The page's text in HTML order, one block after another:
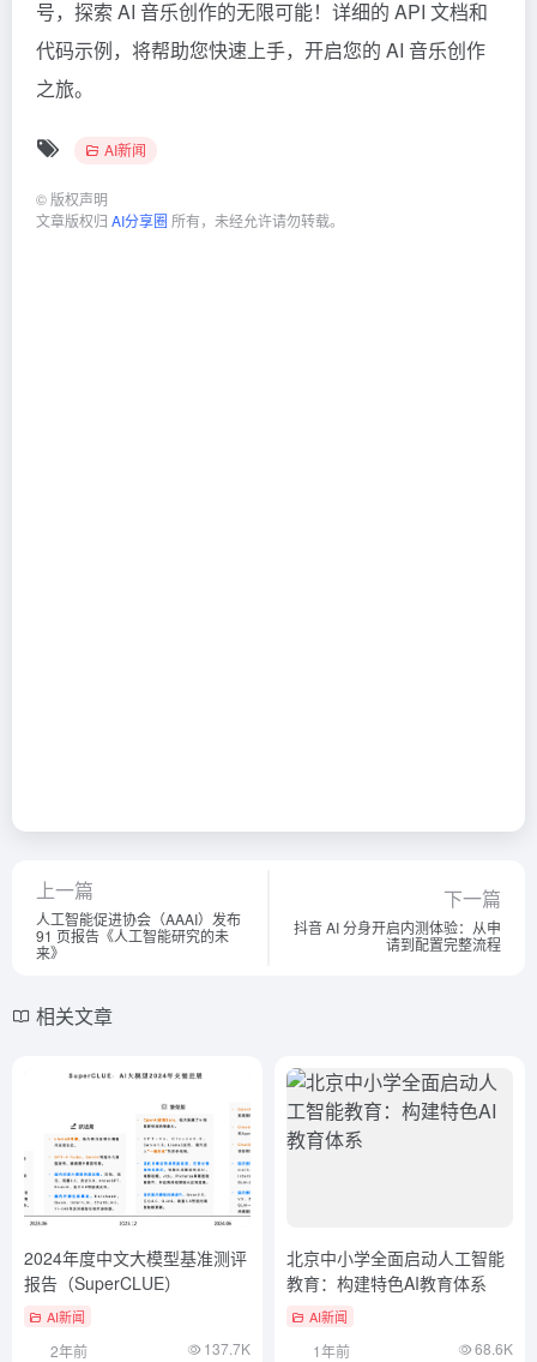
号，探索 AI 音乐创作的无限可能！详细的 API 文档和
代码示例，将帮助您快速上手，开启您的 AI 音乐创作
之旅。
AI新闻
© 版权声明
文章版权归 AI分享圈 所有，未经允许请勿转载。
上一篇
人工智能促进协会（AAAI）发布
91 页报告《人工智能研究的未
来》
下一篇
抖音 AI 分身开启内测体验：从申
请到配置完整流程
相关文章
2024年度中文大模型基准测评
报告（SuperCLUE）
AI新闻
2年前 137.7K
北京中小学全面启动人工智能
教育：构建特色AI教育体系
AI新闻
1年前 68.6K